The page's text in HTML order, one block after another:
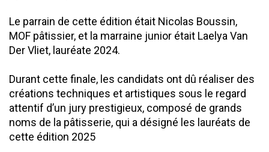
Le parrain de cette édition était Nicolas Boussin,
MOF pâtissier, et la marraine junior était Laelya Van
Der Vliet, lauréate 2024.
Durant cette finale, les candidats ont dû réaliser des
créations techniques et artistiques sous le regard
attentif d’un jury prestigieux, composé de grands
noms de la pâtisserie, qui a désigné les lauréats de
cette édition 2025